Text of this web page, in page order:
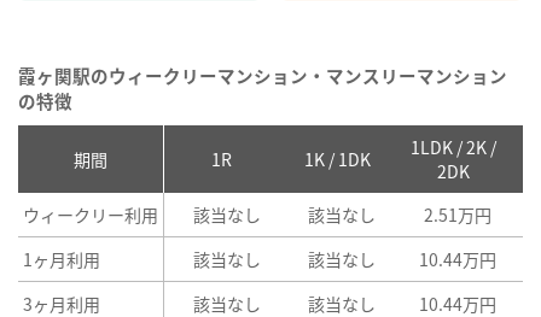
霞ヶ関駅のウィークリーマンション・マンスリーマンション
の特徴
期間 1R 1K / 1DK
1LDK / 2K /
2DK
ウィークリー利用 該当なし 該当なし 2.51万円
1ヶ月利用
該当なし 該当なし 10.44万円
3ヶ月利用
該当なし 該当なし 10.44万円